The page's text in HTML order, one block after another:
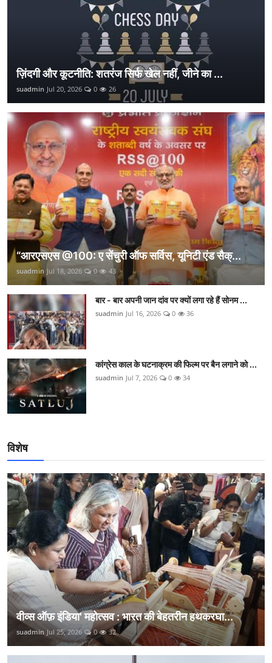
ज़िंदगी और कूटनीति: शतरंज सिर्फ खेल नहीं, जीने का ...
suadmin Jul 20, 2026 0 26
“आरएसएस @100: ए सेंचुरी ऑफ सर्विस, यूनिटी एंड सैक्...
suadmin Jul 18, 2026 0 43
बार - बार अपनी जान दांव पर क्यों लगा रहे हैं सोनम ...
suadmin Jul 16, 2026 0 36
कांग्रेस काल के घटनाक्रम की फिल्म पर बैन लगाने को ...
suadmin Jul 7, 2026 0 34
विशेष
वीव्स ऑफ़ इंडिया' महोत्सव : भारत की बेहतरीन हथकरघा...
suadmin Jul 25, 2026 0 32